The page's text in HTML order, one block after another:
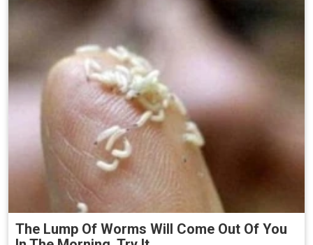
The Lump Of Worms Will Come Out Of You